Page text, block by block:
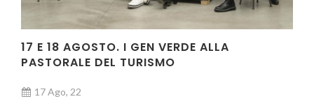
17 E 18 AGOSTO. I GEN VERDE ALLA
PASTORALE DEL TURISMO
17 Ago, 22